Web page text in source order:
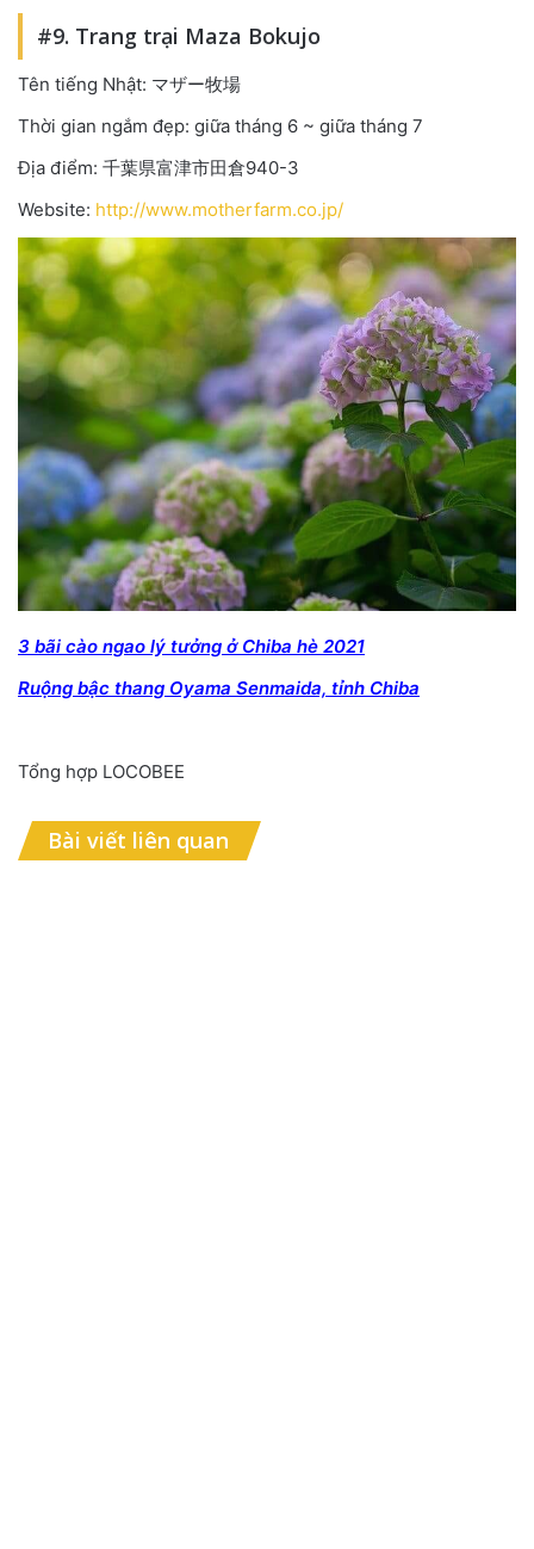
#9. Trang trại Maza Bokujo
Tên tiếng Nhật: マザー牧場
Thời gian ngắm đẹp: giữa tháng 6 ~ giữa tháng 7
Địa điểm: 千葉県富津市田倉940-3
Website: http://www.motherfarm.co.jp/
3 bãi cào ngao lý tưởng ở Chiba hè 2021
Ruộng bậc thang Oyama Senmaida, tỉnh Chiba
Tổng hợp LOCOBEE
Bài viết liên quan